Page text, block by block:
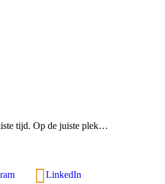
tijd. Op de juiste plek…
LinkedIn